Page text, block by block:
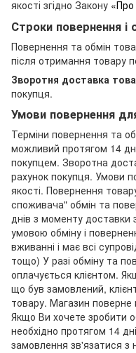
якості згідно Закону
Строки повернення і
Повернення та обмін
після отримання товару
Зворотня доставка
покупця.
Умови повернення
Терміни повернення та
можливий протягом 14
покупцем. Зворотна
рахунок покупця. Умови
якості. Повернення
споживача" обмін та
днів з моменту доставки
умовою обміну і
вживанні і має всі
тощо) У разі обміну та
оплачується клієнтом.
що був замовлений,
товару. Магазин поверне
Якщо Ви хочете зробити
необхідно протягом 14
замовлення зв'язатися з